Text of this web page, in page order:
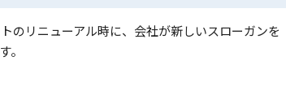
のリニューアル時に、会社が新しいスローガンを
。